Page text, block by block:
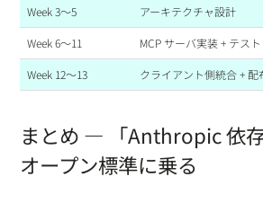
Week 3〜5 アーキテクチャ設計
Week 6〜11 MCP サーバ実装 + テスト
Week 12〜13 クライアント側統合 + 配
まとめ — 「Anthropic 依
オープン標準に乗る